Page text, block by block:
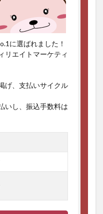
に選ばれました！
リエイトマーケティ
げ、支払いサイクル
いし、振込手数料は